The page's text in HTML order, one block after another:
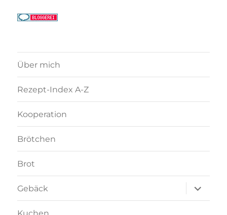
Über mich
Rezept-Index A-Z
Kooperation
Brötchen
Brot
Gebäck
anzeigen
Kuchen